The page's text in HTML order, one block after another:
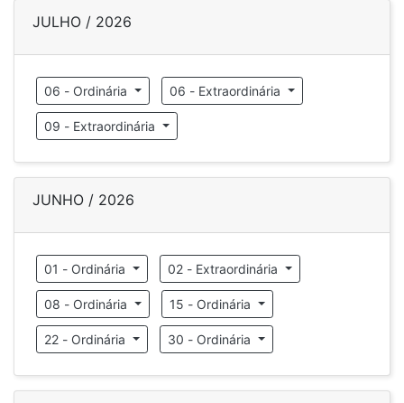
JULHO / 2026
06 - Ordinária 06 - Extraordinária
09 - Extraordinária
JUNHO / 2026
01 - Ordinária 02 - Extraordinária
08 - Ordinária 15 - Ordinária
22 - Ordinária 30 - Ordinária